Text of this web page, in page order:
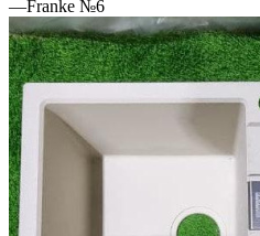
—Franke №6